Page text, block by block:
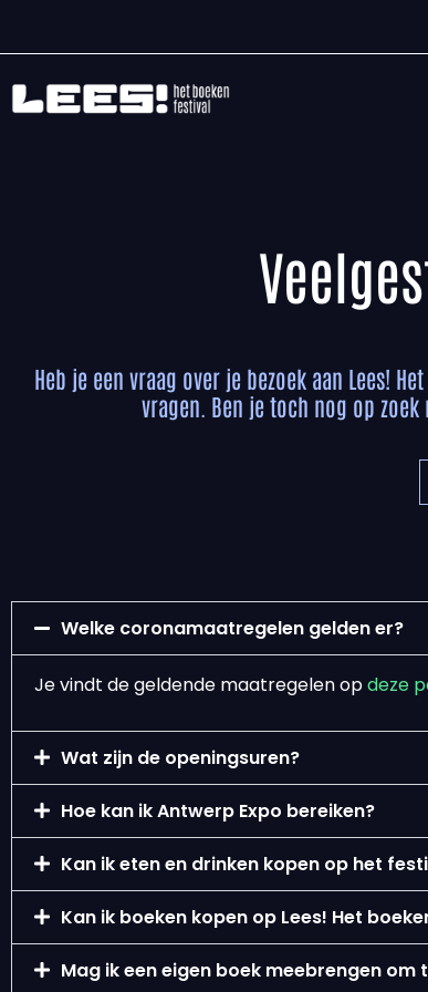
Heb je een vraag over je bezoek aan Lees!
vragen. Ben je toch nog op
Welke coronamaatregelen gelden er?
Je vindt de geldende maatregelen opdeze
Wat zijn de openingsuren?
Hoe kan ik Antwerp Expo bereiken?
Kan ik eten en drinken kopen op het
Kan ik boeken kopen op Lees! Het
Mag ik een eigen boek meebrengen om